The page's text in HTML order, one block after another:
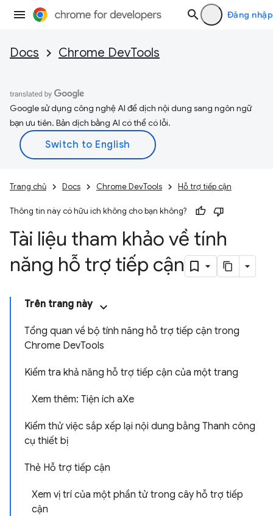
Đăng nhập
Docs Chrome DevTools
Google sử dụng công nghệ AI để dịch nội dung sang ngôn ngữ
bạn ưu tiên. Bản dịch bằng AI có thể có lỗi.
Trang chủ Docs Chrome DevTools Hỗ trợ tiếp cận
Thông tin này có hữu ích không cho bạn không?
Tài liệu tham khảo về tính
năng hỗ trợ tiếp cận
Trên trang này
Tổng quan về bộ tính năng hỗ trợ tiếp cận trong
Chrome DevTools
Kiểm tra khả năng hỗ trợ tiếp cận của một trang
Xem thêm: Tiện ích aXe
Kiểm thử việc sắp xếp lại nội dung bằng Thanh công
cụ thiết bị
Thẻ Hỗ trợ tiếp cận
Xem vị trí của một phần tử trong cây hỗ trợ tiếp
cận